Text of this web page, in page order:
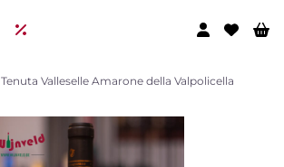
Tenuta Valleselle Amarone della Valpolicella